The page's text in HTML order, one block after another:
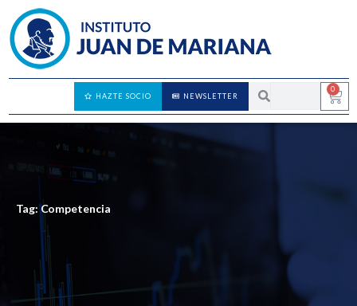
0
NEWSLETTER
HAZTE SOCIO
Tag: Competencia